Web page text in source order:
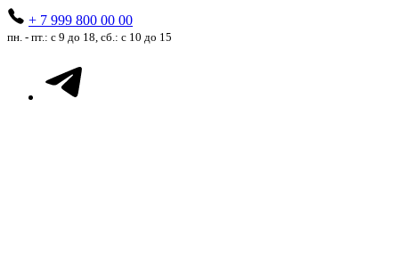
+ 7 999 800 00 00
пн. - пт.: с 9 до 18, сб.: с 10 до 15